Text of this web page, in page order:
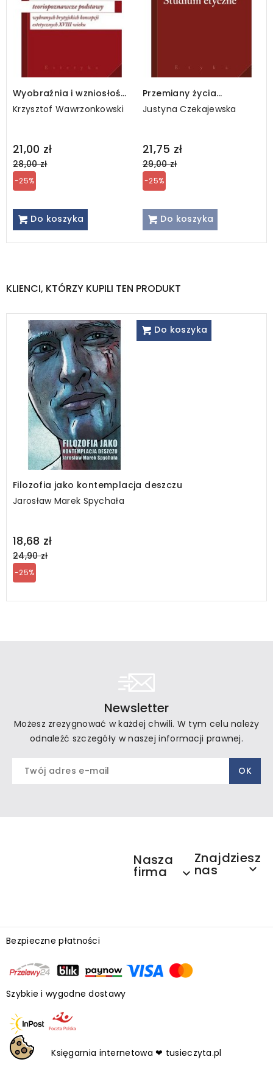
Wyobraźnia i wzniosłość.
Teoriopoznawcze
podstawy wybranych
Krzysztof Wawrzonkowski
21,00 zł
Regular
price
28,00 zł
-25%
Do koszyka
Przemiany życia
rodzinnego. Studium
etyczne
Justyna Czekajewska
21,75 zł
Regular
price
29,00 zł
-25%
Do koszyka
KLIENCI, KTÓRZY KUPILI TEN PRODUKT
Filozofia jako kontemplacja deszczu
Jarosław Marek Spychała
18,68 zł
Regular
price
24,90 zł
-25%
Do koszyka
Newsletter
Możesz zrezygnować w każdej chwili. W tym celu należy
odnaleźć szczegóły w naszej informacji prawnej.
Nasza
firma 
Znajdziesz
nas 
Bezpieczne płatności
Szybkie i wygodne dostawy
Księgarnia internetowa ❤ tusieczyta.pl